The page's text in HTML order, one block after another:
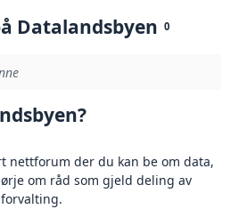
Datalandsbyen 0
nettforum der du kan be om data,
om råd som gjeld deling av